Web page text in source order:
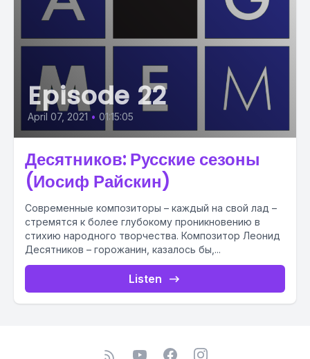
Episode 22
April 07, 2021 • 01:15:05
Десятников: Русские сезоны
(Иосиф Райскин)
Современные композиторы – каждый на свой лад –
стремятся к более глубокому проникновению в
стихию народного творчества. Композитор Леонид
Десятников – горожанин, казалось бы,...
Listen